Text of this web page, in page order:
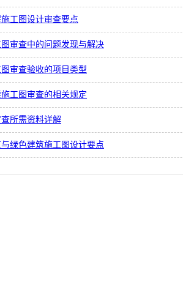
工图设计审查要点
审查中的问题发现与解决
审查验收的项目类型
工图审查的相关规定
所需资料详解
绿色建筑施工图设计要点